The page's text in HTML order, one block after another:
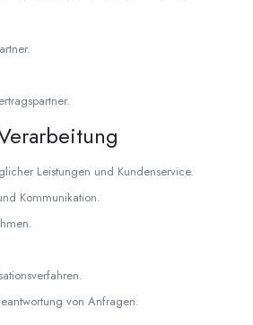
Leistungen und Kundenservice.
Kommunikation.
von Anfragen.